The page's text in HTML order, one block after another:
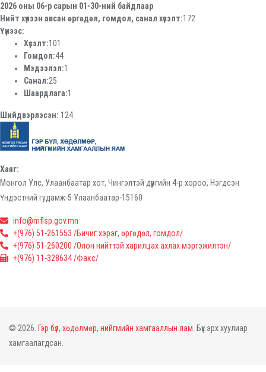
2026 оны 06-р сарын 01-30-ний байдлаар
Нийт хүлээн авсан өргөдөл, гомдол, санал хүсэлт:172
Үүнээс:
Хүсэлт:101
Гомдол:44
Мэдээлэл:1
Санал:25
Шаардлага:1
Шийдвэрлэсэн: 124
Хаяг:
Монгол Улс, Улаанбаатар хот, Чингэлтэй дүүргийн 4-р хороо, Нэгдсэн
Үндэстний гудамж-5 Улаанбаатар-15160
info@mflsp.gov.mn
+(976) 51-261553 /Бичиг хэрэг, өргөдөл, гомдол/
+(976) 51-260200 /Олон нийттэй харилцах ахлах мэргэжилтэн/
+(976) 11-328634 /Факс/
© 2026. Гэр бүл, хөдөлмөр, нийгмийн хамгааллын яам. Бүх эрх хуулиар
хамгаалагдсан.